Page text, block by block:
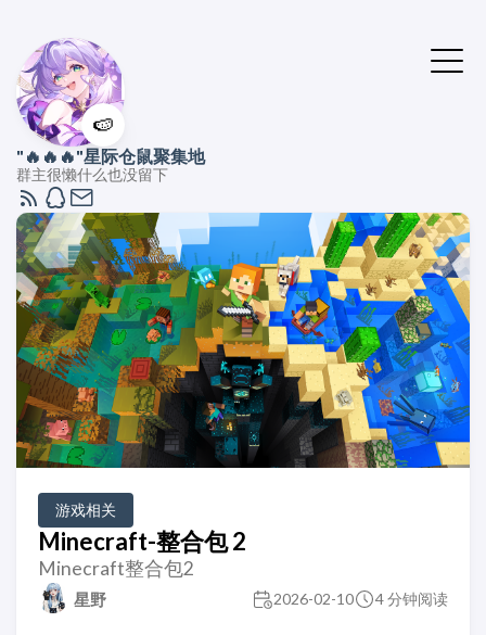
🍉
"🔥🔥🔥"星际仓鼠聚集地
群主很懒什么也没留下
游戏相关
Minecraft-整合包 2
Minecraft整合包2
星野 2026-02-10 4 分钟阅读